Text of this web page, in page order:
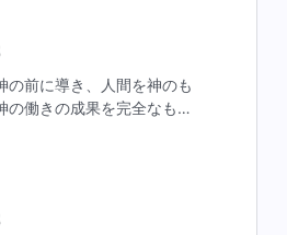
の前に導き、人間を神のも
働きの成果を完全なもの